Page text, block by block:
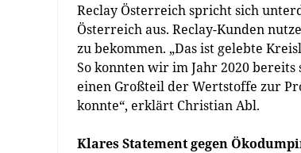
Reclay Österreich spricht sich
Österreich aus. Reclay-Kunden
zu bekommen. „Das ist gelebte
So konnten wir im Jahr 2020 bereits
einen Großteil der Wertstoffe zur
konnte“, erklärt Christian Abl.
Klares Statement gegen